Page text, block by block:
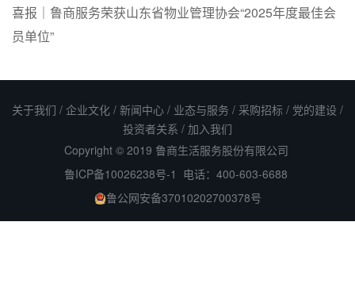
喜报｜鲁商服务荣获山东省物业管理协会“2025年度最佳会
员单位”
关于我们 / 企业文化 / 新闻中心 / 业态与服务 / 采购招标 / 党的建设 /
投资者关系 / 加入我们
Copyright © 2019 鲁商生活服务股份有限公司
鲁ICP备10026238号-1 电话：400-603-6688
鲁公网安备37010202700378号